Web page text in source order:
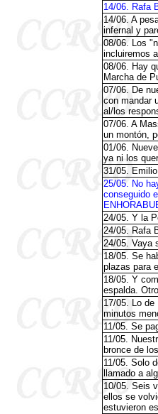
14/06. Rafa
14/06. A
infernal y
08/06. Los
incluiremos
08/06. Hay
Marcha de
07/06. De
con mandar
al/los
07/06. A
un montón,
01/06.
ya ni los
31/05.
25/05. No
conseguido
24/05. Y la
24/05. Rafa
24/05. Vaya
18/05. Se
plazas para
18/05. Y
espalda.
17/05. Lo
minutos
11/05. Se
11/05.
bronce de
11/05. Solo
llamado a
10/05. Seis
ellos se
estuvieron